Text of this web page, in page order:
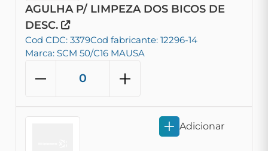
AGULHA P/ LIMPEZA DOS BICOS DE
DESC.
Cod CDC: 3379Cod fabricante: 12296-14
Marca: SCM 50/C16 MAUSA
Adicionar